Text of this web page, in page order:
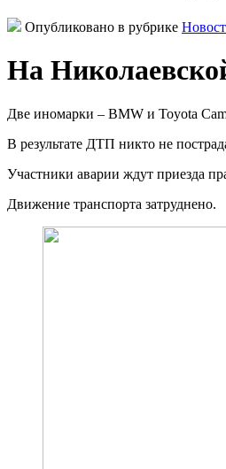
Опубликовано в рубрике
На
Две иномарки – BMW и Toyota
В результате ДТП никто не
Участники аварии ждут приезда
Движение транспорта затруднено.